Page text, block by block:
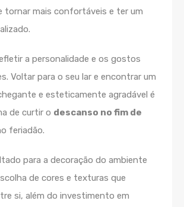
tornar mais confortáveis e ter um
a personalidade e os gostos
Voltar para o seu lar e encontrar um
e esteticamente agradável é
de curtir o descanso no fim de
feriadão.
para a decoração do ambiente
de cores e texturas que
si, além do investimento em